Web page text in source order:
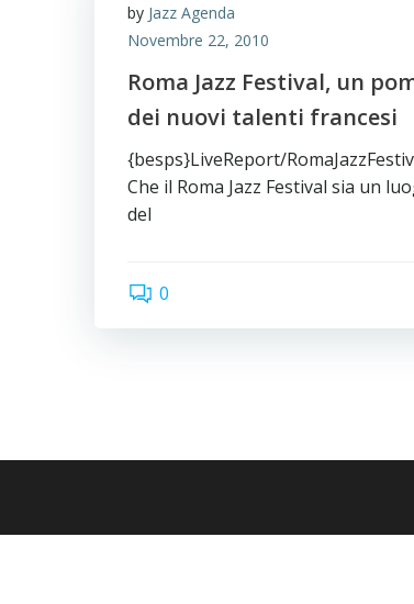
by Jazz Agenda
Novembre 22, 2010
Roma Jazz Festival, un
dei nuovi talenti francesi
{besps}LiveReport/
Che il Roma Jazz Festival sia un
del
0